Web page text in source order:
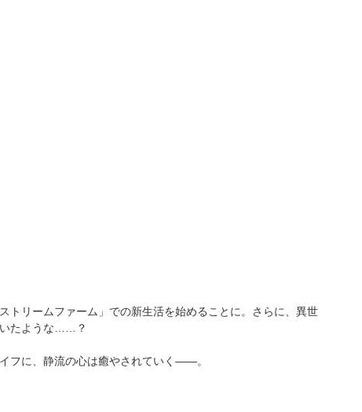
トリームファーム」での新生活を始めることに。さらに、異世
いたような……？
フに、静流の心は癒やされていく――。